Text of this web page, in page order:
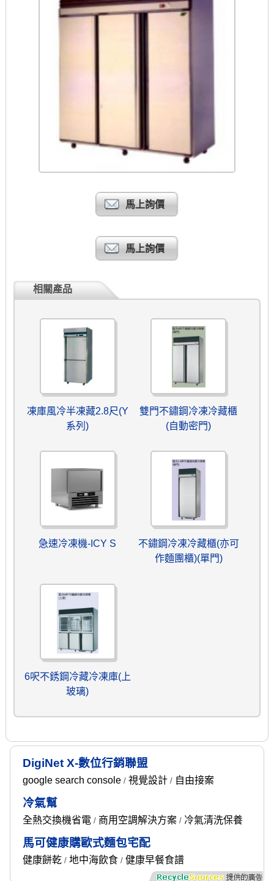
馬上詢價
馬上詢價
相關產品
凍庫風冷半凍藏2.8尺(Y
系列)
雙門不鏽鋼冷凍冷藏櫃
(自動密門)
急速冷凍機-ICY S
不鏽鋼冷凍冷藏櫃(亦可
作麵團櫃)(單門)
6呎不銹鋼冷藏冷凍庫(上
玻璃)
DigiNet X-數位行銷聯盟
google search console/ 視覺設計/ 自由接案
冷氣幫
全熱交換機省電/ 商用空調解決方案/ 冷氣清洗保養
馬可健康購歐式麵包宅配
健康餅乾/ 地中海飲食/ 健康早餐食譜